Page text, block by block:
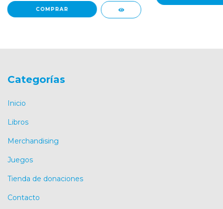
Categorías
Inicio
Libros
Merchandising
Juegos
Tienda de donaciones
Contacto